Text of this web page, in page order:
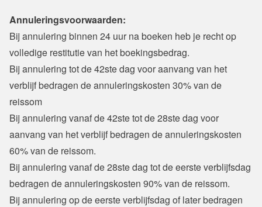
Annuleringsvoorwaarden:
Bij annulering binnen 24 uur na boeken heb je recht op
volledige restitutie van het boekingsbedrag.
Bij annulering tot de 42ste dag voor aanvang van het
verblijf bedragen de annuleringskosten 30% van de
reissom
Bij annulering vanaf de 42ste tot de 28ste dag voor
aanvang van het verblijf bedragen de annuleringskosten
60% van de reissom.
Bij annulering vanaf de 28ste dag tot de eerste verblijfsdag
bedragen de annuleringskosten 90% van de reissom.
Bij annulering op de eerste verblijfsdag of later bedragen